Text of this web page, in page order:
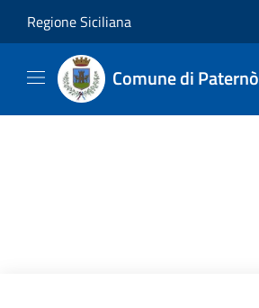
Regione Siciliana
Comune di Paternò